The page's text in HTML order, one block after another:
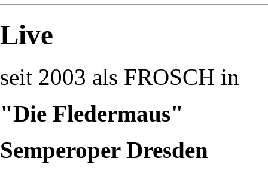
Live
seit 2003 als FROSCH in
"Die Fledermaus"
Semperoper Dresden